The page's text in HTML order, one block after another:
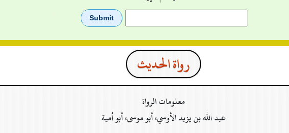
رواة الحدیث
معلومات الرواة
عبد الله بن يزيد الأوسي، أبو موسى، أبو أمية